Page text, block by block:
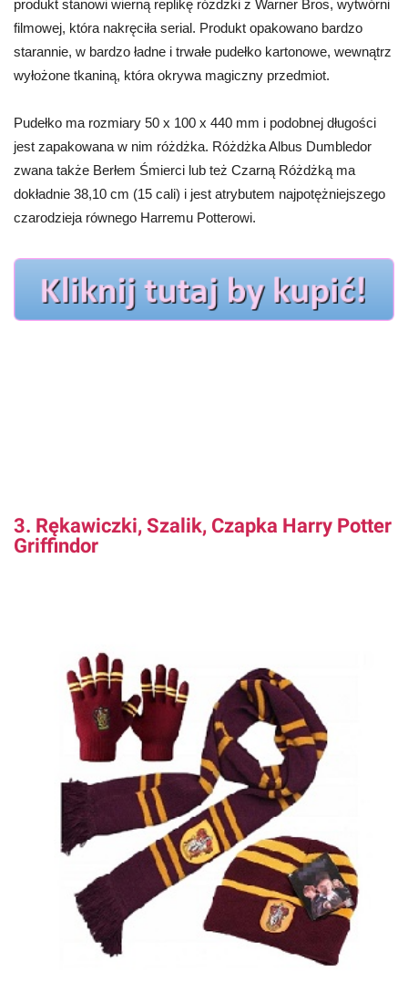
produkt stanowi wierną replikę różdżki z Warner Bros, wytwórni
filmowej, która nakręciła serial. Produkt opakowano bardzo
starannie, w bardzo ładne i trwałe pudełko kartonowe, wewnątrz
wyłożone tkaniną, która okrywa magiczny przedmiot.
Pudełko ma rozmiary 50 x 100 x 440 mm i podobnej długości
jest zapakowana w nim różdżka. Różdżka Albus Dumbledor
zwana także Berłem Śmierci lub też Czarną Różdżką ma
dokładnie 38,10 cm (15 cali) i jest atrybutem najpotężniejszego
czarodzieja równego Harremu Potterowi.
3. Rękawiczki, Szalik, Czapka Harry Potter
Griffindor